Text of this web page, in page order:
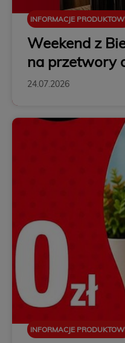
INFORMACJE
Weekend z
na przetwory
24.07.2026
INFORMACJE